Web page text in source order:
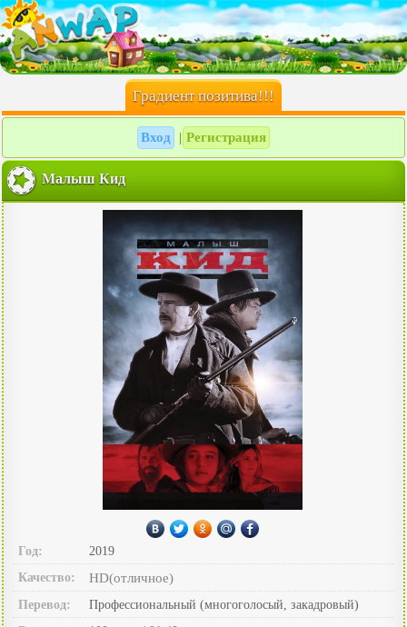
Градиент позитива!!!
Вход Регистрация
Малыш Кид
Год:
2019
Качество:
HD(отличное)
Перевод:
Профессиональный (многоголосый, закадровый)